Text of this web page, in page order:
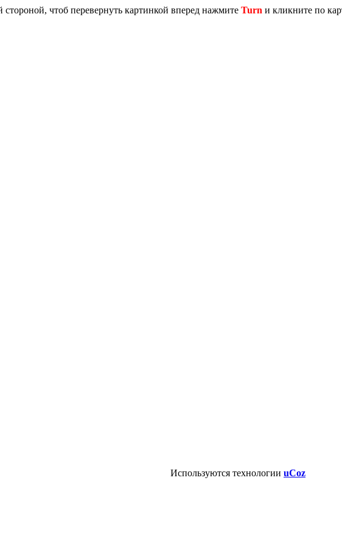
чтоб перевернуть картинкой вперед нажмите Turn и кликните по
Используются технологии uCoz